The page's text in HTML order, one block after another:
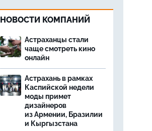
НОВОСТИ КОМПАНИЙ
Астраханцы стали
чаще смотреть кино
онлайн
Астрахань в рамках
Каспийской недели
моды примет
дизайнеров
из Армении, Бразилии
и Кыргызстана